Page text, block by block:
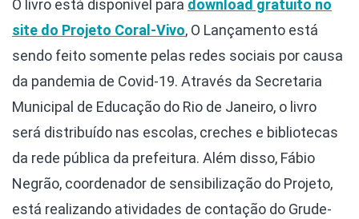
O livro está disponível para download gratuito no
site do Projeto Coral-Vivo, O Lançamento está
sendo feito somente pelas redes sociais por causa
da pandemia de Covid-19. Através da Secretaria
Municipal de Educação do Rio de Janeiro, o livro
será distribuído nas escolas, creches e bibliotecas
da rede pública da prefeitura. Além disso, Fábio
Negrão, coordenador de sensibilização do Projeto,
está realizando atividades de contação do Grude-